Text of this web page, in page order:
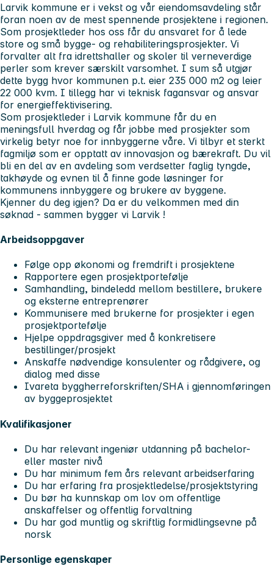
Larvik kommune er i vekst og vår eiendomsavdeling står
foran noen av de mest spennende prosjektene i regionen.
Som prosjektleder hos oss får du ansvaret for å lede
store og små bygge- og rehabiliteringsprosjekter. Vi
forvalter alt fra idrettshaller og skoler til verneverdige
perler som krever særskilt varsomhet. I sum så utgjør
dette bygg hvor kommunen p.t. eier 235 000 m2 og leier
22 000 kvm. I tillegg har vi teknisk fagansvar og ansvar
for energieffektivisering.
Som prosjektleder i Larvik kommune får du en
meningsfull hverdag og får jobbe med prosjekter som
virkelig betyr noe for innbyggerne våre. Vi tilbyr et sterkt
fagmiljø som er opptatt av innovasjon og bærekraft. Du vil
bli en del av en avdeling som verdsetter faglig tyngde,
takhøyde og evnen til å finne gode løsninger for
kommunens innbyggere og brukere av byggene.
Kjenner du deg igjen? Da er du velkommen med din
søknad - sammen bygger vi Larvik !
Arbeidsoppgaver
Følge opp økonomi og fremdrift i prosjektene
Rapportere egen prosjektportefølje
Samhandling, bindeledd mellom bestillere, brukere
og eksterne entreprenører
Kommunisere med brukerne for prosjekter i egen
prosjektportefølje
Hjelpe oppdragsgiver med å konkretisere
bestillinger/prosjekt
Anskaffe nødvendige konsulenter og rådgivere, og
dialog med disse
Ivareta byggherreforskriften/SHA i gjennomføringen
av byggeprosjektet
Kvalifikasjoner
Du har relevant ingeniør utdanning på bachelor-
eller master nivå
Du har minimum fem års relevant arbeidserfaring
Du har erfaring fra prosjektledelse/prosjektstyring
Du bør ha kunnskap om lov om offentlige
anskaffelser og offentlig forvaltning
Du har god muntlig og skriftlig formidlingsevne på
norsk
Personlige egenskaper